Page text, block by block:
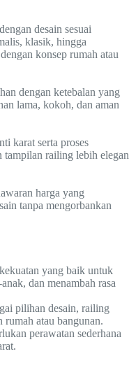
desain sesuai
klasik, hingga
konsep rumah atau
dengan ketebalan yang
lama, kokoh, dan aman
karat serta proses
tampilan railing lebih elegan
harga yang
tanpa mengorbankan
yang baik untuk
dan menambah rasa
pilihan desain, railing
rumah atau bangunan.
perawatan sederhana